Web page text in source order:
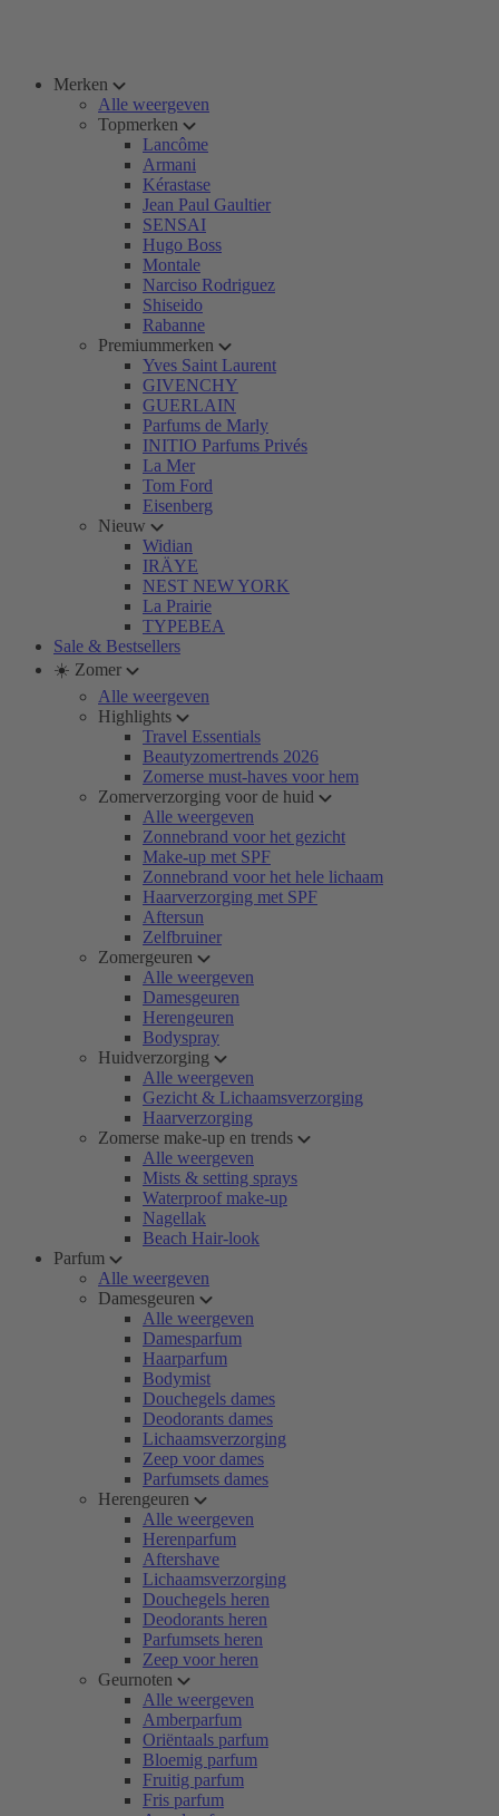
Merken
Alle weergeven
Topmerken
Lancôme
Armani
Kérastase
Jean Paul Gaultier
SENSAI
Hugo Boss
Montale
Narciso Rodriguez
Shiseido
Rabanne
Premiummerken
Yves Saint Laurent
GIVENCHY
GUERLAIN
Parfums de Marly
INITIO Parfums Privés
La Mer
Tom Ford
Eisenberg
Nieuw
Widian
IRÄYE
NEST NEW YORK
La Prairie
TYPEBEA
Sale & Bestsellers
☀️ Zomer
Alle weergeven
Highlights
Travel Essentials
Beautyzomertrends 2026
Zomerse must-haves voor hem
Zomerverzorging voor de huid
Alle weergeven
Zonnebrand voor het gezicht
Make-up met SPF
Zonnebrand voor het hele lichaam
Haarverzorging met SPF
Aftersun
Zelfbruiner
Zomergeuren
Alle weergeven
Damesgeuren
Herengeuren
Bodyspray
Huidverzorging
Alle weergeven
Gezicht & Lichaamsverzorging
Haarverzorging
Zomerse make-up en trends
Alle weergeven
Mists & setting sprays
Waterproof make-up
Nagellak
Beach Hair-look
Parfum
Alle weergeven
Damesgeuren
Alle weergeven
Damesparfum
Haarparfum
Bodymist
Douchegels dames
Deodorants dames
Lichaamsverzorging
Zeep voor dames
Parfumsets dames
Herengeuren
Alle weergeven
Herenparfum
Aftershave
Lichaamsverzorging
Douchegels heren
Deodorants heren
Parfumsets heren
Zeep voor heren
Geurnoten
Alle weergeven
Amberparfum
Oriëntaals parfum
Bloemig parfum
Fruitig parfum
Fris parfum